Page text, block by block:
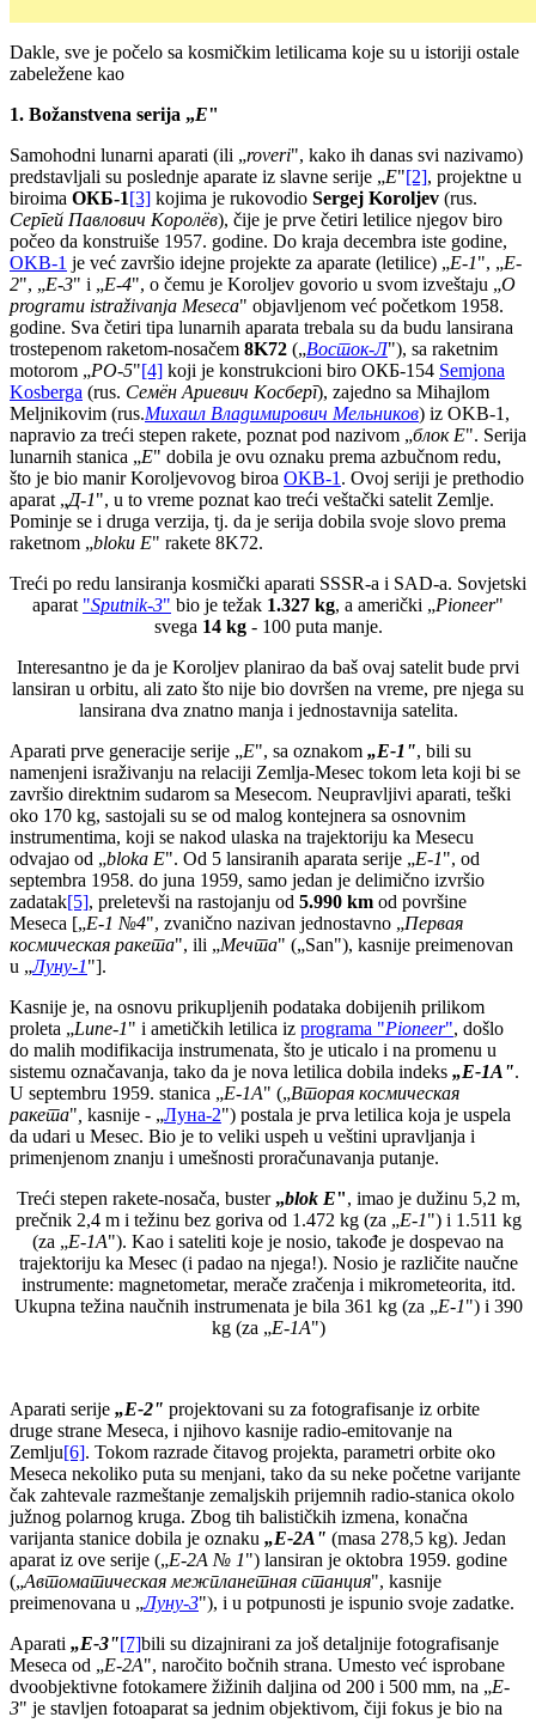
Dakle, sve je počelo sa kosmičkim letilicama koje su u istoriji ostale
zabeležene kao
1. Božanstvena serija „E"
Samohodni lunarni aparati (ili „roveri", kako ih danas svi nazivamo)
predstavljali su poslednje aparate iz slavne serije „E"[2], projektne u
biroima ОКБ-1[3] kojima je rukovodio Sergej Koroljev (rus.
Сергей Павлович Королёв), čije je prve četiri letilice njegov biro
počeo da konstruiše 1957. godine. Do kraja decembra iste godine,
OKB-1 je već završio idejne projekte za aparate (letilice) „E-1", „E-
2", „E-3" i „E-4", o čemu je Koroljev govorio u svom izveštaju „O
programu istraživanja Meseca" objavljenom već početkom 1958.
godine. Sva četiri tipa lunarnih aparata trebala su da budu lansirana
trostepenom raketom-nosačem 8K72 („Восток-Л"), sa raketnim
motorom „PO-5"[4] koji je konstrukcioni biro ОКБ-154 Semjona
Kosberga (rus. Семён Ариевич Косберг), zajedno sa Mihajlom
Meljnikovim (rus.Михаил Владимирович Мельников) iz OKB-1,
napravio za treći stepen rakete, poznat pod nazivom „блок Е". Serija
lunarnih stanica „E" dobila je ovu oznaku prema azbučnom redu,
što je bio manir Koroljevovog biroa OKB-1 . Ovoj seriji je prethodio
aparat „Д-1", u to vreme poznat kao treći veštački satelit Zemlje.
Pominje se i druga verzija, tj. da je serija dobila svoje slovo prema
raketnom „bloku E" rakete 8K72.
Treći po redu lansiranja kosmički aparati SSSR-a i SAD-a. Sovjetski
aparat "Sputnik-3" bio je težak 1.327 kg, a američki „Pioneer"
svega 14 kg- 100 puta manje.
Interesantno je da je Koroljev planirao da baš ovaj satelit bude prvi
lansiran u orbitu, ali zato što nije bio dovršen na vreme, pre njega su
lansirana dva znatno manja i jednostavnija satelita.
Aparati prve generacije serije „E", sa oznakom „E-1", bili su
namenjeni israživanju na relaciji Zemlja-Mesec tokom leta koji bi se
završio direktnim sudarom sa Mesecom. Neupravljivi aparati, teški
oko 170 kg, sastojali su se od malog kontejnera sa osnovnim
instrumentima, koji se nakod ulaska na trajektoriju ka Mesecu
odvajao od „bloka E". Od 5 lansiranih aparata serije „E-1", od
septembra 1958. do juna 1959, samo jedan je delimično izvršio
zadatak[5], preletevši na rastojanju od 5.990 km od površine
Meseca [„Е-1 №4", zvanično nazivan jednostavno „Первая
космическая ракета", ili „Мечта" („San"), kasnije preimenovan
u „Луну-1"].
Kasnije je, na osnovu prikupljenih podataka dobijenih prilikom
proleta „Lune-1" i ametičkih letilica iz programa "Pioneer", došlo
do malih modifikacija instrumenata, što je uticalo i na promenu u
sistemu označavanja, tako da je nova letilica dobila indeks „E-1A".
U septembru 1959. stanica „E-1A" („Вторая космическая
ракета" kasnije - „Луна-2") postala је prva letilica koja je uspela
da udari u Mesec. Bio je to veliki uspeh u veštini upravljanja i
primenjenom znanju i umešnosti proračunavanja putanje.
Treći stepen rakete-nosača, buster „blok E", imao je dužinu 5,2 m,
prečnik 2,4 m i težinu bez goriva od 1.472 kg (za „E-1") i 1.511 kg
(za „E-1A"). Kao i sateliti koje je nosio, takođe je dospevao na
trajektoriju ka Mesec (i padao na njega!). Nosio je različite naučne
instrumente: magnetometar, merače zračenja i mikrometeorita, itd.
Ukupna težina naučnih instrumenata je bila 361 kg (za „E-1") i 390
kg (za „E-1A")
Aparati serije „Е-2" projektovani su za fotografisanje iz orbite
druge strane Meseca, i njihovo kasnije radio-emitovanje na
Zemlju[6]. Tokom razrade čitavog projekta, parametri orbite oko
Meseca nekoliko puta su menjani, tako da su neke početne varijante
čak zahtevale razmeštanje zemaljskih prijemnih radio-stanica okolo
južnog polarnog kruga. Zbog tih balističkih izmena, konačna
varijanta stanice dobila je oznaku „E-2A" (masa 278,5 kg). Jedan
aparat iz ove serije („Е-2А № 1") lansiran je oktobra 1959. godine
(„Автоматическая межпланетная станция", kasnije
preimenovana u „Луну-3"), i u potpunosti je ispunio svoje zadatke.
Aparati „E-3"[7]bili su dizajnirani za još detaljnije fotografisanje
Meseca od „E-2A", naročito bočnih strana. Umesto već isprobane
dvoobjektivne fotokamere žižinih daljina od 200 i 500 mm, na „E-
3" je stavljen fotoaparat sa jednim objektivom, čiji fokus je bio na